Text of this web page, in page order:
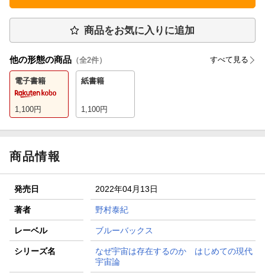
商品をお気に入りに追加
他の形態の商品 （全2件） すべて見る
電子書籍
1,100円
紙書籍
1,100円
商品情報
発売日 2022年04月13日
著者 野村泰紀
レーベル ブルーバックス
シリーズ名
なぜ宇宙は存在するのか はじめての現代
宇宙論